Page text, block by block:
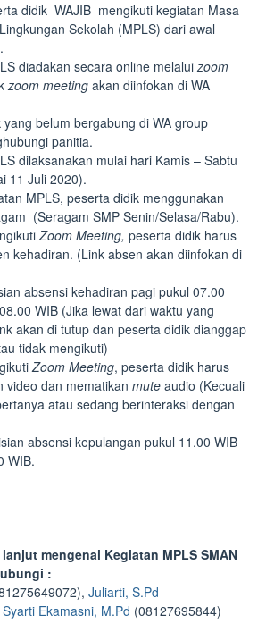
didik WAJIB mengikuti kegiatan Masa
Sekolah (MPLS) dari awal
diadakan secara online melaluizoom
zoom meeting akan diinfokan di WA
yang belum bergabung di WA group
panitia.
dilaksanakan mulai hari Kamis – Sabtu
11 Juli 2020).
MPLS, peserta didik menggunakan
(Seragam SMP Senin/Selasa/Rabu).
Zoom Meeting, peserta didik harus
kehadiran. (Link absen akan diinfokan di
absensi kehadiran pagi pukul 07.00
WIB (Jika lewat dari waktu yang
akan di tutup dan peserta didik dianggap
tidak mengikuti)
Zoom Meeting, peserta didik harus
video dan mematikan mute audio (Kecuali
atau sedang berinteraksi dengan
absensi kepulangan pukul 11.00 WIB
WIB.
mengenai Kegiatan MPLS SMAN
:
Juliarti, S.Pd
Syarti Ekamasni, M.Pd (08127695844)